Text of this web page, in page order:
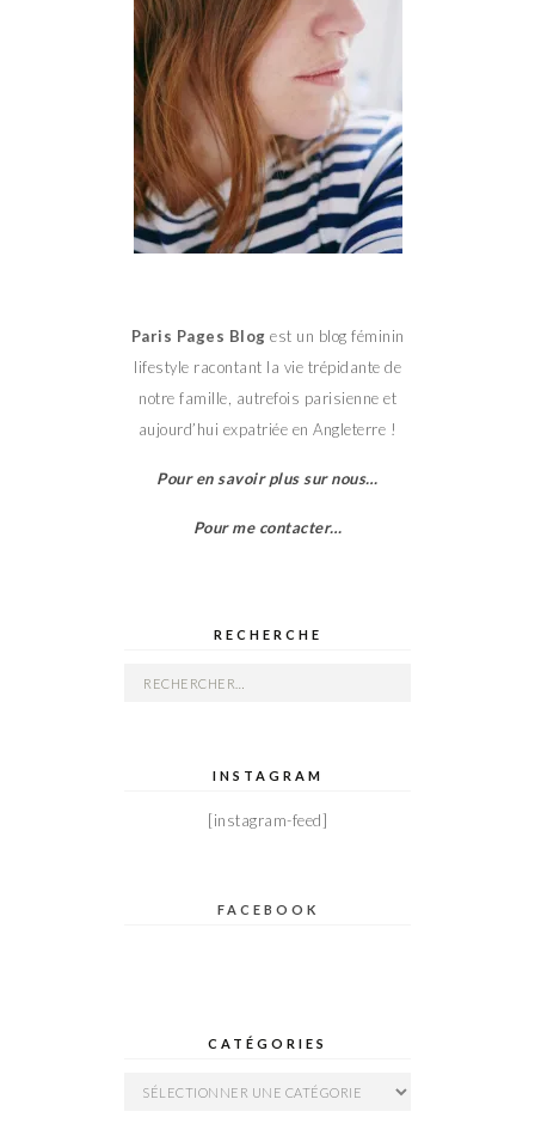
Paris Pages Blog est un blog féminin
lifestyle racontant la vie trépidante de
notre famille, autrefois parisienne et
aujourd’hui expatriée en Angleterre !
Pour en savoir plus sur nous…
Pour me contacter…
RECHERCHE
Rechercher :
INSTAGRAM
[instagram-feed]
FACEBOOK
CATÉGORIES
Catégories